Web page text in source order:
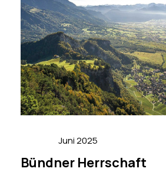
Juni 2025
Bündner Herrschaft